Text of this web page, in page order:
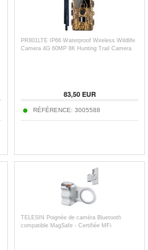
PR801LTE IP66 Waterproof Wireless Wildlife
Camera 4G 60MP 8K Hunting Trail Camera
83,50EUR
RÉFÉRENCE: 3005588
TELESIN Poignée de caméra Bluetooth
compatible MagSafe - Certifiée MFi